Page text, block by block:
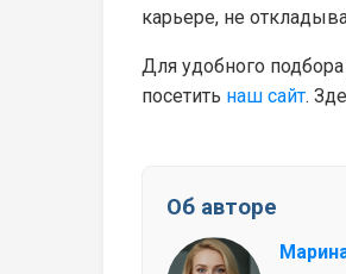
карьере, не
Для удобного
посетить наш сайт.
Об авторе